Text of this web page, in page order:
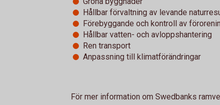
Hållbar förvaltning av levande
Förebyggande och kontroll av
Hållbar vatten- och avloppshantering
Ren transport
Anpassning till klimatförändringar
För mer information om Swedbanks